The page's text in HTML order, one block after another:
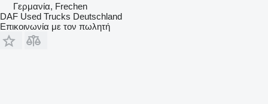
Γερμανία, Frechen
DAF Used Trucks Deutschland
Επικοινωνία με τον πωλητή